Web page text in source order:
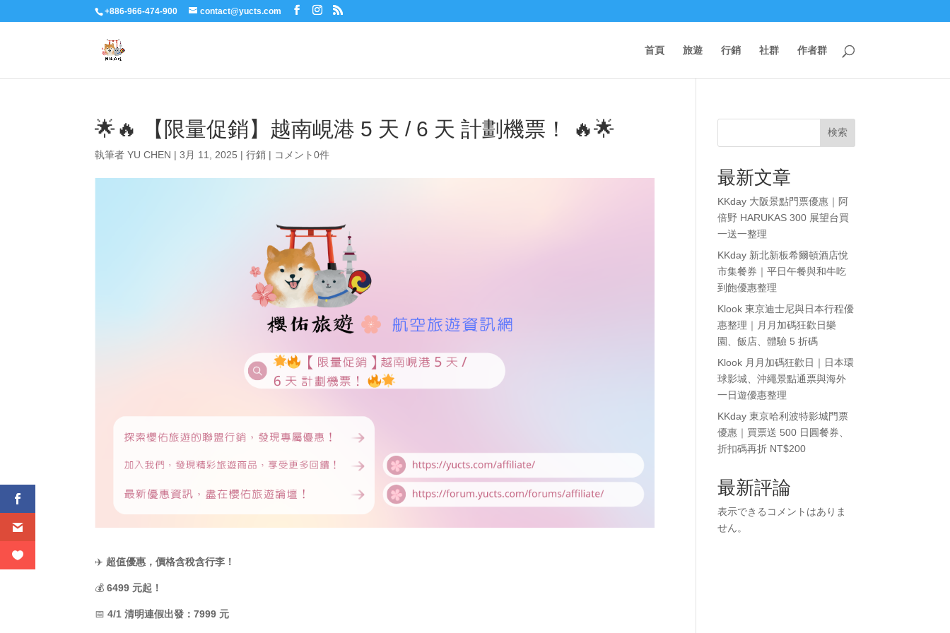
+886-966-474-900 contact@yucts.com
首頁 旅遊 行銷 社群 作者群
🌟🔥 【限量促銷】越南峴港 5 天 / 6 天 計劃機票！ 🔥🌟
執筆者YU CHEN |3月 11, 2025 |行銷 | コメント0件
✈️ 超值優惠，價格含稅含行李！
💰6499 元起！
📅4/1 清明連假出發：7999 元
検索
最新文章
KKday 大阪景點門票優惠｜阿
倍野 HARUKAS 300 展望台買
一送一整理
KKday 新北新板希爾頓酒店悅
市集餐券｜平日午餐與和牛吃
到飽優惠整理
Klook 東京迪士尼與日本行程優
惠整理｜月月加碼狂歡日樂
園、飯店、體驗 5 折碼
Klook 月月加碼狂歡日｜日本環
球影城、沖繩景點通票與海外
一日遊優惠整理
KKday 東京哈利波特影城門票
優惠｜買票送 500 日圓餐券、
折扣碼再折 NT$200
最新評論
表示できるコメントはありま
せん。